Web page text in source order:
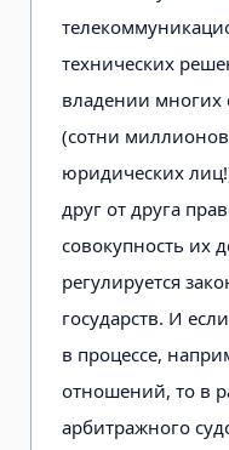
технических
владении многих
(сотни
юридических
друг от друга
совокупность их
регулируется
государств. И
в процессе,
отношений, то в
арбитражного